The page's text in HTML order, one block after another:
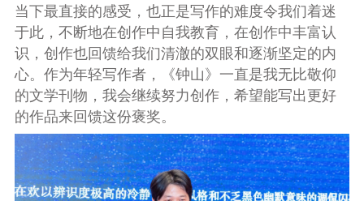
当下最直接的感受，也正是写作的难度令我们着迷
于此，不断地在创作中自我教育，在创作中丰富认
识，创作也回馈给我们清澈的双眼和逐渐坚定的内
心。作为年轻写作者，《钟山》一直是我无比敬仰
的文学刊物，我会继续努力创作，希望能写出更好
的作品来回馈这份褒奖。